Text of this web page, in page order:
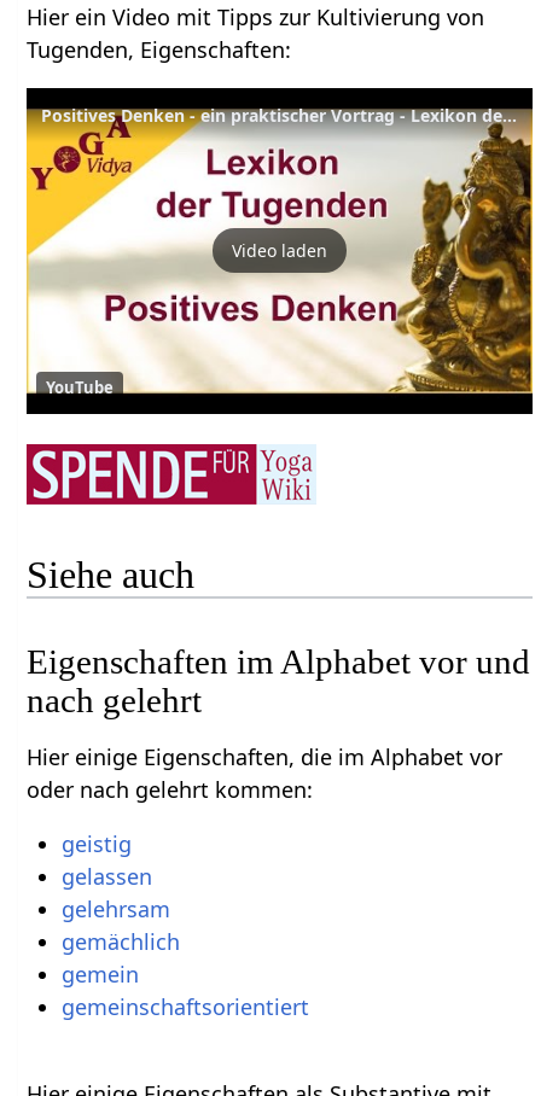
Hier ein Video mit Tipps zur Kultivierung von
Tugenden, Eigenschaften:
Positives Denken - ein praktischer Vortrag - Lexikon der Tugenden Yoga Vidya
Video laden
YouTube
Siehe auch
Eigenschaften im Alphabet vor und
nach gelehrt
Hier einige Eigenschaften, die im Alphabet vor
oder nach gelehrt kommen:
geistig
gelassen
gelehrsam
gemächlich
gemein
gemeinschaftsorientiert